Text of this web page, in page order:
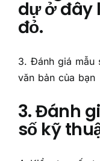
dự ở đây
đỏ.
3. Đánh giá mẫu
văn bản của bạn
3. Đánh
số kỹ